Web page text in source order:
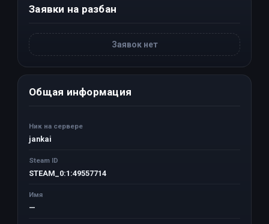
Заявки на разбан
Заявок нет
Общая информация
Ник на сервере
jankai
Steam ID
STEAM_0:1:49557714
Имя
—